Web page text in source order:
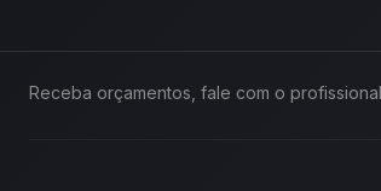
Receba orçamentos, fale com o